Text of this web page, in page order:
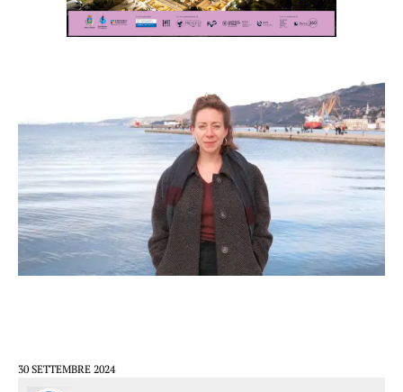
30 SETTEMBRE 2024